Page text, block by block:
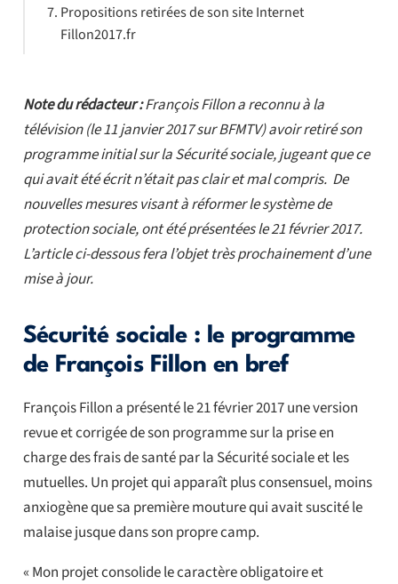
Note du rédacteur :François Fillon a reconnu à la
télévision (le11 janvier 2017 sur BFMTV) avoir retiré son
programme initial sur laSécurité sociale, jugeant que ce
qui avait été écrit n’était pas clair et mal compris. De
nouvelles mesures visant à réformer le système de
protection sociale, ont été présentées le 21 février 2017.
L’article ci-dessous fera l’objet très prochainement d’une
mise à jour.
Sécurité sociale : le programme
de François Fillon en bref
François Fillon a présenté le 21 février 2017 une version
revue et corrigée de son programme sur la prise en
charge des frais de santé par la Sécurité sociale et les
mutuelles. Un projet qui apparaît plus consensuel, moins
anxiogène que sa première mouture qui avait suscité le
malaise jusque dans son propre camp.
« Mon projet consolide le caractère obligatoire et
Propositions retirées de son site Internet
Fillon2017.fr